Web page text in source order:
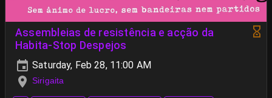
Assembleias de resistência e acção da
Habita-Stop Despejos
Saturday, Feb 28, 11:00 AM
Sirigaita